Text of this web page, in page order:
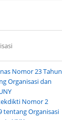
Nomor 23 Tahun
Organisasi dan
Nomor 2
tentang Organisasi